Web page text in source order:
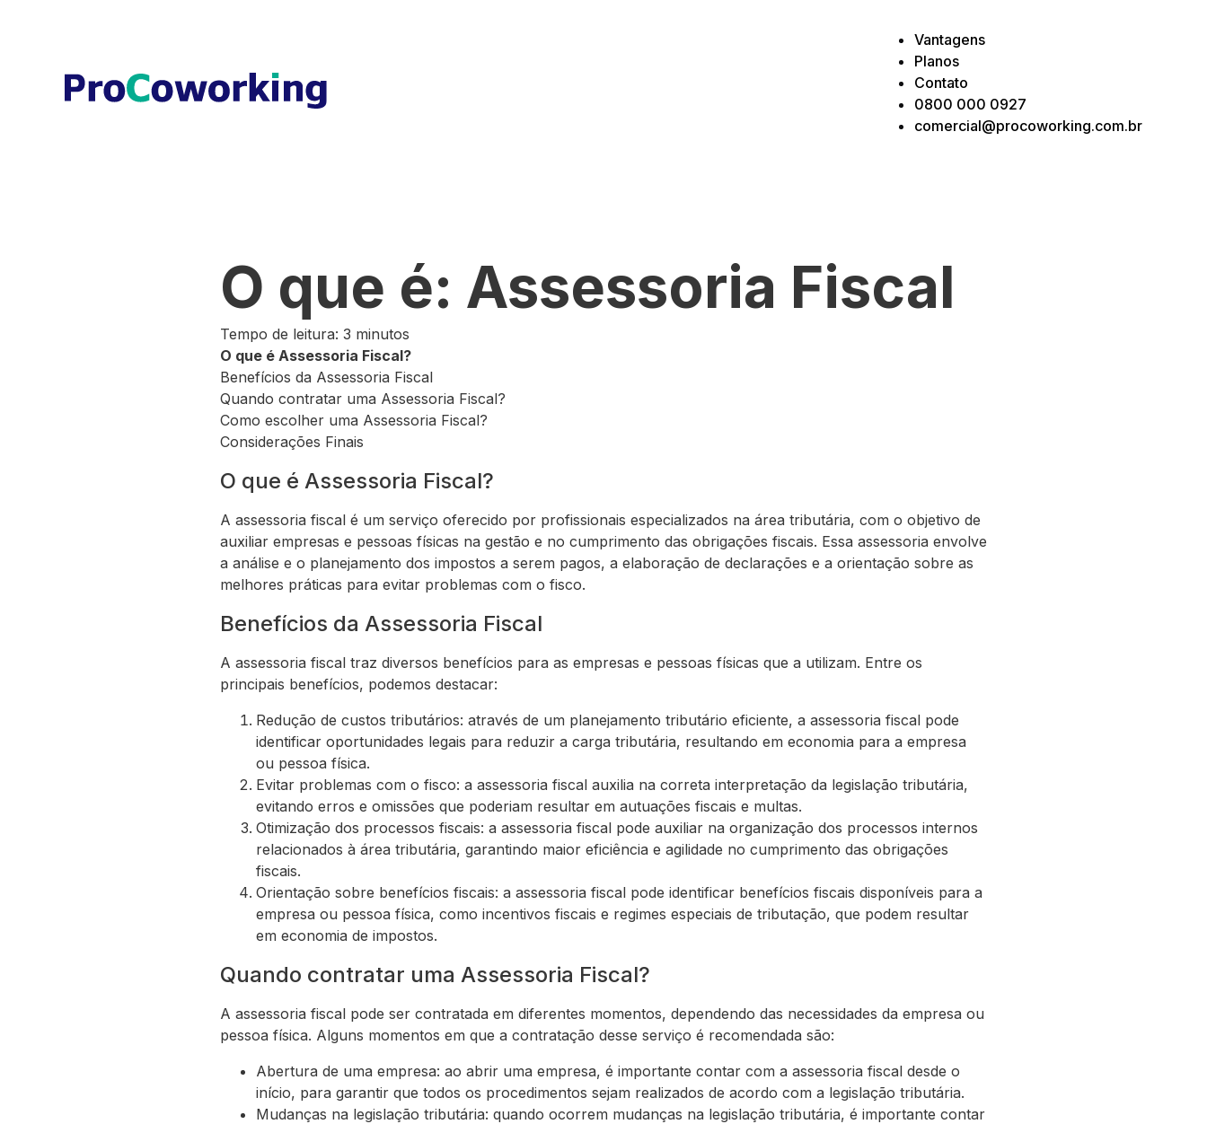
Vantagens
Planos
Contato
0800 000 0927
comercial@procoworking.com.br
O que é: Assessoria Fiscal
Tempo de leitura: 3 minutos
O que é Assessoria Fiscal?
Benefícios da Assessoria Fiscal
Quando contratar uma Assessoria Fiscal?
Como escolher uma Assessoria Fiscal?
Considerações Finais
O que é Assessoria Fiscal?
A assessoria fiscal é um serviço oferecido por profissionais especializados na área tributária, com o objetivo de
auxiliar empresas e pessoas físicas na gestão e no cumprimento das obrigações fiscais. Essa assessoria envolve
a análise e o planejamento dos impostos a serem pagos, a elaboração de declarações e a orientação sobre as
melhores práticas para evitar problemas com o fisco.
Benefícios da Assessoria Fiscal
A assessoria fiscal traz diversos benefícios para as empresas e pessoas físicas que a utilizam. Entre os
principais benefícios, podemos destacar:
Redução de custos tributários: através de um planejamento tributário eficiente, a assessoria fiscal pode
identificar oportunidades legais para reduzir a carga tributária, resultando em economia para a empresa
ou pessoa física.
Evitar problemas com o fisco: a assessoria fiscal auxilia na correta interpretação da legislação tributária,
evitando erros e omissões que poderiam resultar em autuações fiscais e multas.
Otimização dos processos fiscais: a assessoria fiscal pode auxiliar na organização dos processos internos
relacionados à área tributária, garantindo maior eficiência e agilidade no cumprimento das obrigações
fiscais.
Orientação sobre benefícios fiscais: a assessoria fiscal pode identificar benefícios fiscais disponíveis para a
empresa ou pessoa física, como incentivos fiscais e regimes especiais de tributação, que podem resultar
em economia de impostos.
Quando contratar uma Assessoria Fiscal?
A assessoria fiscal pode ser contratada em diferentes momentos, dependendo das necessidades da empresa ou
pessoa física. Alguns momentos em que a contratação desse serviço é recomendada são:
Abertura de uma empresa: ao abrir uma empresa, é importante contar com a assessoria fiscal desde o
início, para garantir que todos os procedimentos sejam realizados de acordo com a legislação tributária.
Mudanças na legislação tributária: quando ocorrem mudanças na legislação tributária, é importante contar